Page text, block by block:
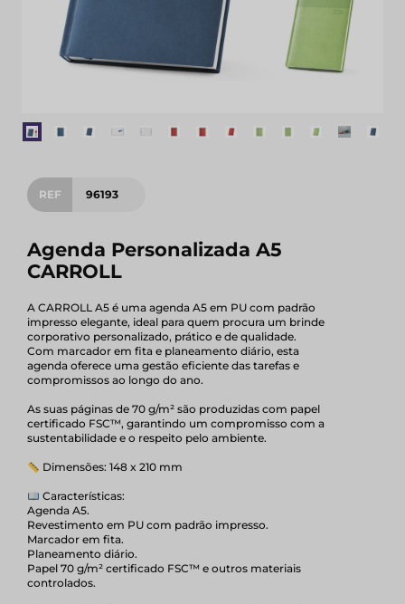
REF 96193
Agenda Personalizada A5
CARROLL
A CARROLL A5 é uma agenda A5 em PU com padrão
impresso elegante, ideal para quem procura um brinde
corporativo personalizado, prático e de qualidade.
Com marcador em fita e planeamento diário, esta
agenda oferece uma gestão eficiente das tarefas e
compromissos ao longo do ano.
As suas páginas de 70 g/m² são produzidas com papel
certificado FSC™, garantindo um compromisso com a
sustentabilidade e o respeito pelo ambiente.
Dimensões: 148 x 210 mm
Características:
Agenda A5.
Revestimento em PU com padrão impresso.
Marcador em fita.
Planeamento diário.
Papel 70 g/m² certificado FSC™ e outros materiais
controlados.